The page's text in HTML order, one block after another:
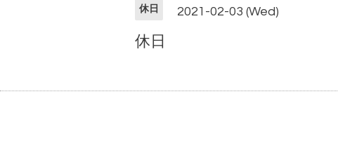
休日 2021-02-03 (Wed)
休日